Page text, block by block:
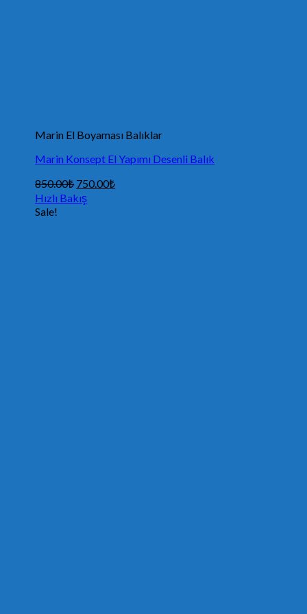
Marin El Boyaması Balıklar
Marin Konsept El Yapımı Desenli Balık
850.00₺ 750.00₺
Hızlı Bakış
Sale!